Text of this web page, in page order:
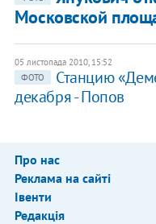
Московской
05 листопада 2010, 15:52
ФОТО
Станцию
декабря - Попов
Про нас
Реклама на сайті
Івенти
Редакція